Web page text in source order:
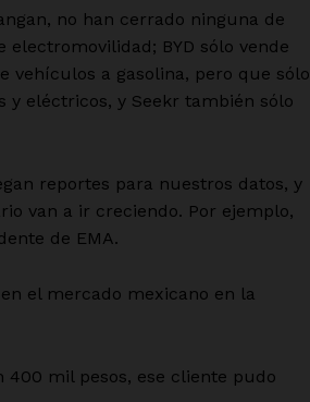
Mi cuentano han cerrado ninguna de
BYD sólo vende
vehículos a gasolina, pero que sólo
eléctricos, y Seekr también sólo
reportes para nuestros datos, y
van a ir creciendo. Por ejemplo,
de EMA.
el mercado mexicano en la
400 mil pesos, ese cliente pudo